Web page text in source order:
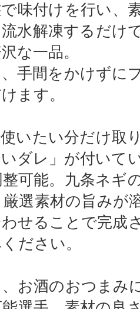
味付けを行い、
水解凍するだけ
な一品。
手間をかけずに
ます。
いたい分だけ取
ダレ」が付いて
可能。九条ネギ
選素材の旨みが
せることで完成
ださい。
お酒のおつまみ